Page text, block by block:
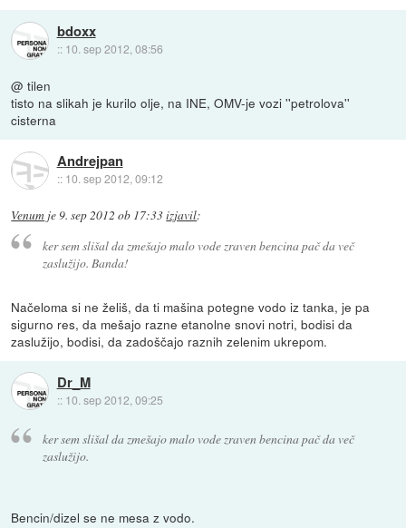
bdoxx
:: 10. sep 2012, 08:56
@ tilen
tisto na slikah je kurilo olje, na INE, OMV-je vozi ''petrolova''
cisterna
Andrejpan
:: 10. sep 2012, 09:12
Venum je9. sep 2012 ob 17:33izjavil:
ker sem slišal da zmešajo malo vode zraven bencina pač da več
zaslužijo. Banda!
Načeloma si ne želiš, da ti mašina potegne vodo iz tanka, je pa
sigurno res, da mešajo razne etanolne snovi notri, bodisi da
zaslužijo, bodisi, da zadoščajo raznih zelenim ukrepom.
Dr_M
:: 10. sep 2012, 09:25
ker sem slišal da zmešajo malo vode zraven bencina pač da več
zaslužijo.
Bencin/dizel se ne mesa z vodo.